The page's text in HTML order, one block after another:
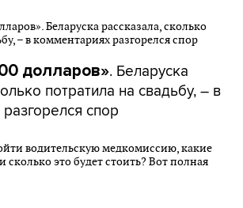
долларов». Беларуска
потратила на свадьбу, – в
спор